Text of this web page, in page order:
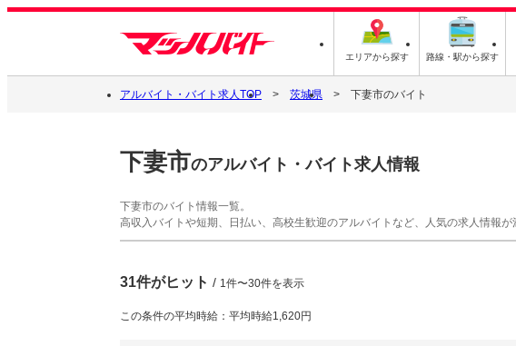
エリアから探す 路線・駅から探す
アルバイト・バイト求人TOP 茨城県 下妻市のバイト
下妻市のアルバイト・バイト求人情報
下妻市のバイト情報一覧。
高収入バイトや短期、日払い、高校生歓迎のアルバイトなど、人気の求人情報
31件がヒット / 1件〜30件を表示
この条件の平均時給：平均時給1,620円